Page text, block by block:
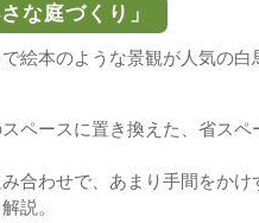
な庭づくり」
絵本のような景観が人気の
ペースに置き換えた、省スペ
合わせで、あまり手間をか
説。